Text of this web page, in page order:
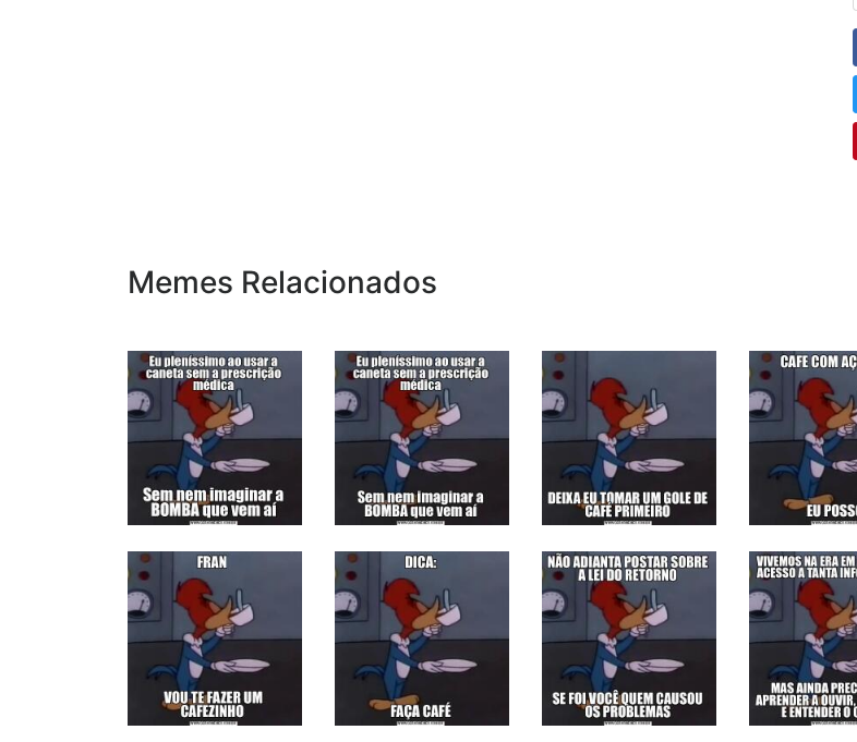
Memes Relacionados